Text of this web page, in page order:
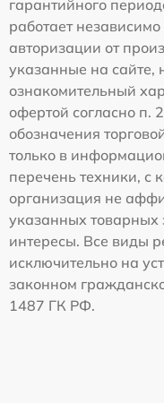
гарантийного
работает
авторизации от
указанные на сайте,
ознакомительный
офертой согласно п.
обозначения
только в
перечень техники, с
организация не
указанных товарных
интересы. Все виды
исключительно на
законном
1487 ГК РФ.